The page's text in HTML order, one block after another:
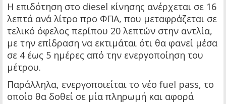
Η επιδότηση στο diesel κίνησης ανέρχεται σε 16
λεπτά ανά λίτρο προ ΦΠΑ, που μεταφράζεται σε
τελικό όφελος περίπου 20 λεπτών στην αντλία,
με την επίδραση να εκτιμάται ότι θα φανεί μέσα
σε 4 έως 5 ημέρες από την ενεργοποίηση του
μέτρου.
Παράλληλα, ενεργοποιείται το νέο fuel pass, το
οποίο θα δοθεί σε μία πληρωμή και αφορά